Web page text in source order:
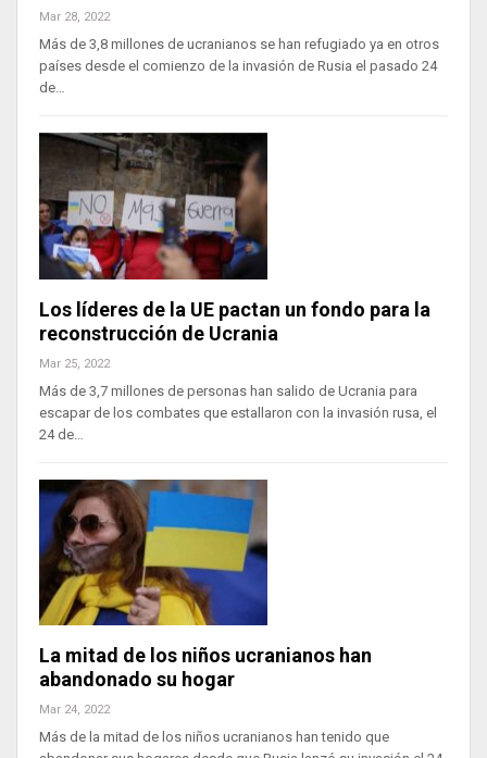
Mar 28, 2022
Más de 3,8 millones de ucranianos se han refugiado ya en otros
países desde el comienzo de la invasión de Rusia el pasado 24
de…
Los líderes de la UE pactan un fondo para la
reconstrucción de Ucrania
Mar 25, 2022
Más de 3,7 millones de personas han salido de Ucrania para
escapar de los combates que estallaron con la invasión rusa, el
24 de…
La mitad de los niños ucranianos han
abandonado su hogar
Mar 24, 2022
Más de la mitad de los niños ucranianos han tenido que